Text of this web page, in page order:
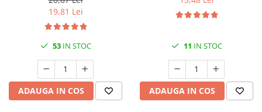
19,81 Lei
53IN STOC
ADAUGA IN COS
11 IN STOC
ADAUGA IN COS